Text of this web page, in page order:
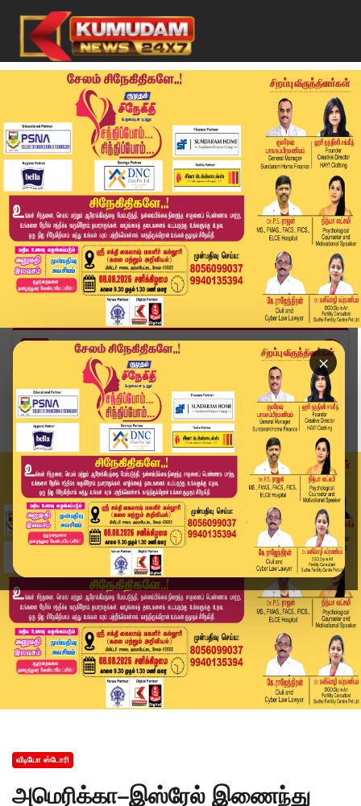
×
Home
வீடியோ ஸ்டோரி
அமெரிக்கா–இஸ்ரேல் இணைந்து தாக்குதல்? பரபரப்பு த...
வீடியோ ஸ்டோரி
அமெரிக்கா–இஸ்ரேல் இணைந்து